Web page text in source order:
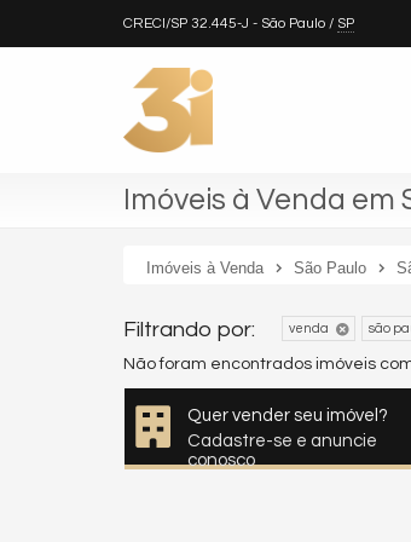
CRECI/SP 32.445-J - São Paulo / SP
Imóveis à Venda em
Imóveis à Venda São Paulo
Filtrando por: venda são
Não foram encontrados imóveis
Quer vender seu imóvel?
Cadastre-se e anuncie
conosco